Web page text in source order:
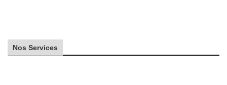
Nos Services